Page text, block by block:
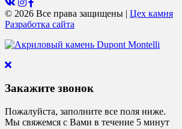
© 2026 Все права защищены | Цех камня
Разработка сайта
Закажите звонок
Пожалуйста, заполните все поля ниже.
Мы свяжемся с Вами в течение 5 минут